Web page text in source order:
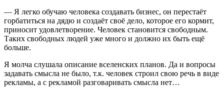
— Я легко обучаю человека создавать бизнес, он перестаёт
горбатиться на дядю и создаёт своё дело, которое его кормит,
приносит удовлетворение. Человек становится свободным.
Таких свободных людей уже много и должно их быть ещё
больше.
Я молча слушала описание вселенских планов. Да и вопросы
задавать смысла не было, т.к. человек строил свою речь в виде
рекламы, а с рекламой разговаривать смысла нет…